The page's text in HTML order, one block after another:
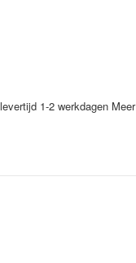
1-2 werkdagen Meer